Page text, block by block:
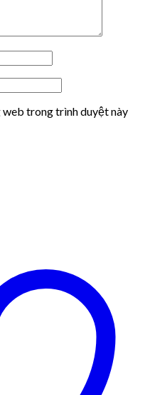
web trong trình duyệt này